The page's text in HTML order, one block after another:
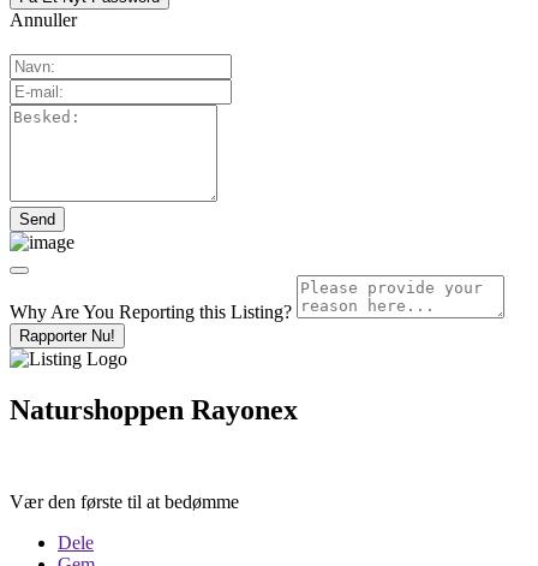
Annuller
Why Are You Reporting this Listing?
Rapporter Nu!
Naturshoppen Rayonex
Vær den første til at bedømme
Dele